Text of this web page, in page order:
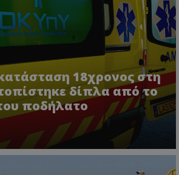
18χρονος στη
δίπλα από το
ποδήλατο
Προμηθευτής/ Πεδίο
.lifenewscy.tothemaonline.com